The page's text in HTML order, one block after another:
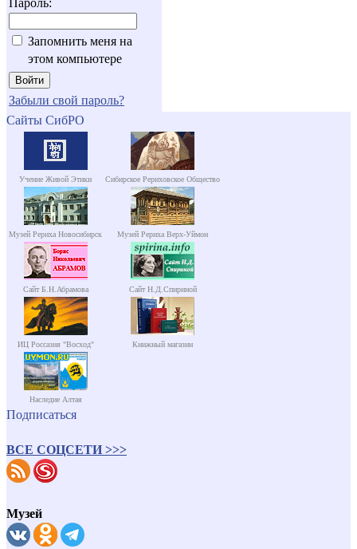
Запомнить меня на
этом компьютере
Забыли свой пароль?
Сайты СибРО
Учение Живой Этики Сибирское Рериховское Общество
Музей Рериха Новосибирск Музей Рериха Верх-Уймон
Сайт Б.Н.Абрамова Сайт Н.Д.Спириной
ИЦ Россазия "Восход" Книжный магазин
Наследие Алтая
Подписаться
ВСЕ СОЦСЕТИ >>>
Музей